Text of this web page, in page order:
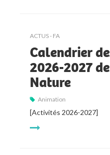
ACTUS - FA
Calendrier
2026-2027
Nature
Animation
[Activités 2026-2027]